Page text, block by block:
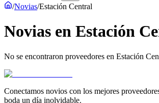
/Novias/Estación Central
Novias en Estación
No se encontraron proveedores en Estación
Conectamos novios con los mejores
boda un día inolvidable.